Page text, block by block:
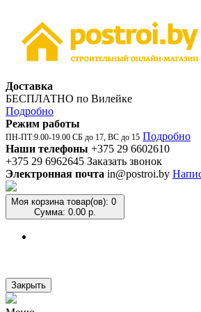
Доставка
БЕСПЛАТНО по Вилейке
Подробно
Режим работы
ПН-ПТ:9.00-19.00 СБ до 17, ВС до 15 Подробно
Наши телефоны +375 29 6602610
+375 29 6962645 Заказать звонок
Электронная почта in@postroi.by
Моя корзина товар(ов): 0
Сумма: 0.00 р.
Закрыть